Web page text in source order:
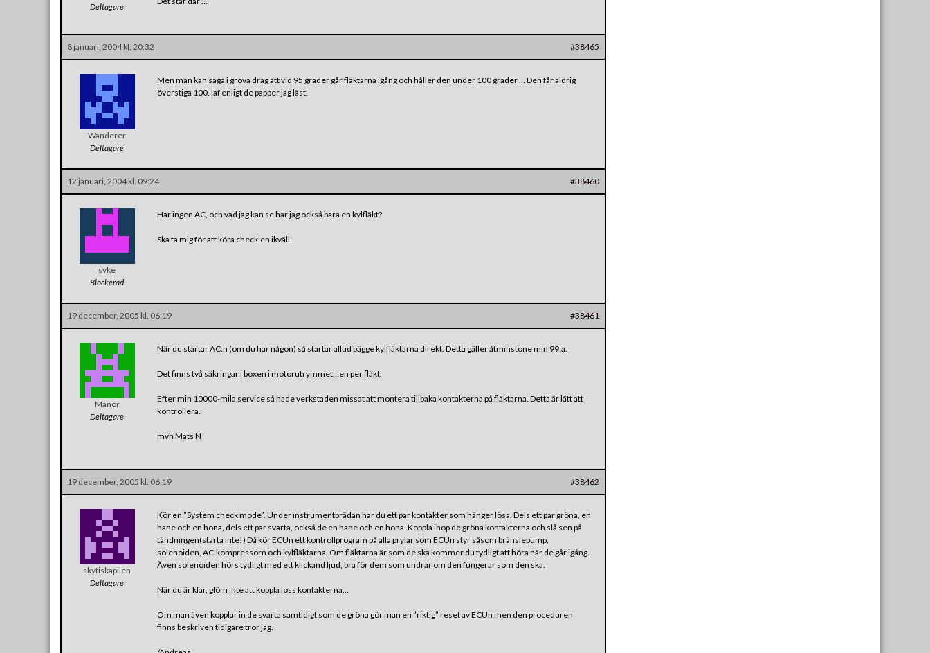
Deltagare
8 januari, 2004 kl. 20:32 #38465
Wanderer
Deltagare
Men man kan säga i grova drag att vid 95 grader går fläktarna igång och håller den under 100 grader … Den får aldrig
överstiga 100. Iaf enligt de papper jag läst.
12 januari, 2004 kl. 09:24 #38460
syke
Blockerad
Har ingen AC, och vad jag kan se har jag också bara en kylfläkt?
Ska ta mig för att köra check:en ikväll.
19 december, 2005 kl. 06:19 #38461
Manor
Deltagare
När du startar AC:n (om du har någon) så startar alltid bägge kylfläktarna direkt. Detta gäller åtminstone min 99:a.
Det finns två säkringar i boxen i motorutrymmet…en per fläkt.
Efter min 10000-mila service så hade verkstaden missat att montera tillbaka kontakterna på fläktarna. Detta är lätt att
kontrollera.
mvh Mats N
19 december, 2005 kl. 06:19 #38462
skytiskapilen
Deltagare
Kör en ”System check mode”. Under instrumentbrädan har du ett par kontakter som hänger lösa. Dels ett par gröna, en
hane och en hona, dels ett par svarta, också de en hane och en hona. Koppla ihop de gröna kontakterna och slå sen på
tändningen(starta inte!) Då kör ECUn ett kontrollprogram på alla prylar som ECUn styr såsom bränslepump,
solenoiden, AC-kompressorn och kylfläktarna. Om fläktarna är som de ska kommer du tydligt att höra när de går igång.
Även solenoiden hörs tydligt med ett klickand ljud, bra för dem som undrar om den fungerar som den ska.
När du är klar, glöm inte att koppla loss kontakterna…
Om man även kopplar in de svarta samtidigt som de gröna gör man en ”riktig” reset av ECUn men den proceduren
finns beskriven tidigare tror jag.